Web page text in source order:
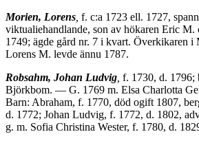
Morien, Lorens f. c:a 1723 ell. 1727,
viktualiehandlande, son av hökaren Eric
1749; ägde gård nr. 7 i kvart. Överkika­ren i
Lorens M. levde ännu 1787.
Robsahm, Johan Ludvig f. 1730, d. 1796;
Björkbom. — G. 1769 m. Elsa Charlotta
Barn: Abraham, f. 1770, död ogift 1807,
d. 1772; Johan Ludvig, f. 1772, d. 1802,
g. m. Sofia Christina Wester, f. 1780, d.